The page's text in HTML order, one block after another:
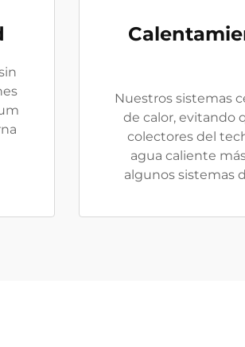
Nuestros sistemas
de calor, evitando
colectores del
agua caliente
algunos sistemas